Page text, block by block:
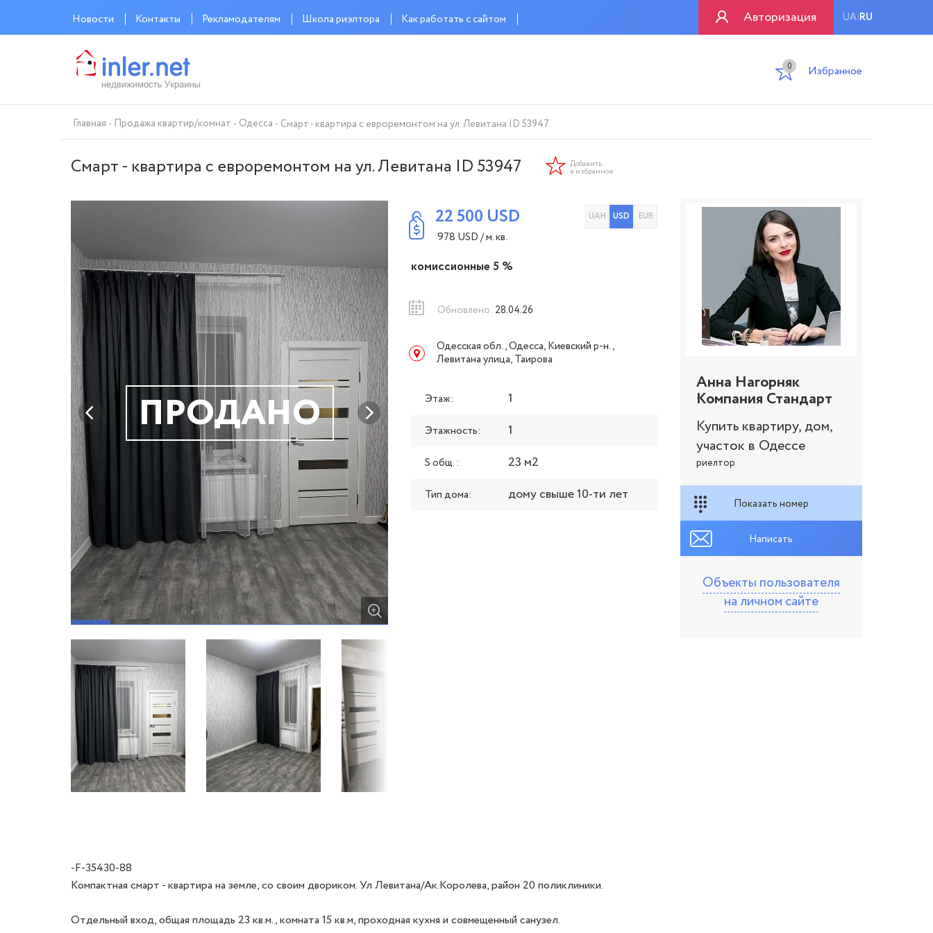
Новости Контакты Рекламодателям Школа риэлтора Как работать с сайтом Авторизация UA|RU
0 Избранное
Главная Продажа квартир/комнат Одесса Смарт - квартира с евроремонтом на ул. Левитана ID 53947
Смарт - квартира с евроремонтом на ул. Левитана ID 53947 Добавить
в избранное
ПРОДАНО
22 500 USD
978 USD/ м. кв.
UAH USD EUR
комиссионные 5 %
Обновлено: 28.04.26
Одесская обл., Одесса, Киевский р-н.,
Левитана улица, Таирова
Этаж: 1
Этажность: 1
S общ. : 23 м2
Тип дома: дому свыше 10-ти лет
-F-35430-88
Компактная смарт - квартира на земле, со своим двориком. Ул Левитана/Ак.Королева, район 20 поликлиники.
Отдельный вход, общая площадь 23 кв.м., комната 15 кв.м, проходная кухня и совмещенный санузел.
Анна Нагорняк
Компания Стандарт
Купить квартиру, дом,
участок в Одессе
риелтор
Показать номер
Написать
Объекты пользователя
на личном сайте